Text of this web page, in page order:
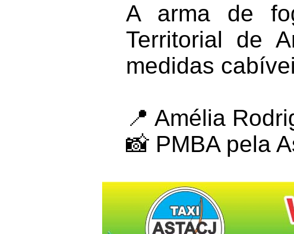
A arma de
Territorial de
medidas
📍 Amélia
📸 PMBA pela